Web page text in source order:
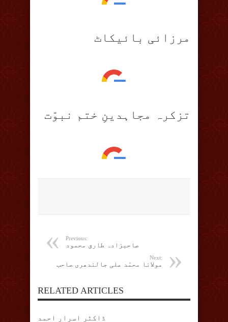
مرزائی بائیکاٹ
تزکرہ مجاہدینِ ختم نبوّت
Previous:
صاحبزادہ طارق محمود
Next:
مولانا محمّد علی جالندھری صاحب
RELATED ARTICLES
ڈاکٹر اسرار احمد